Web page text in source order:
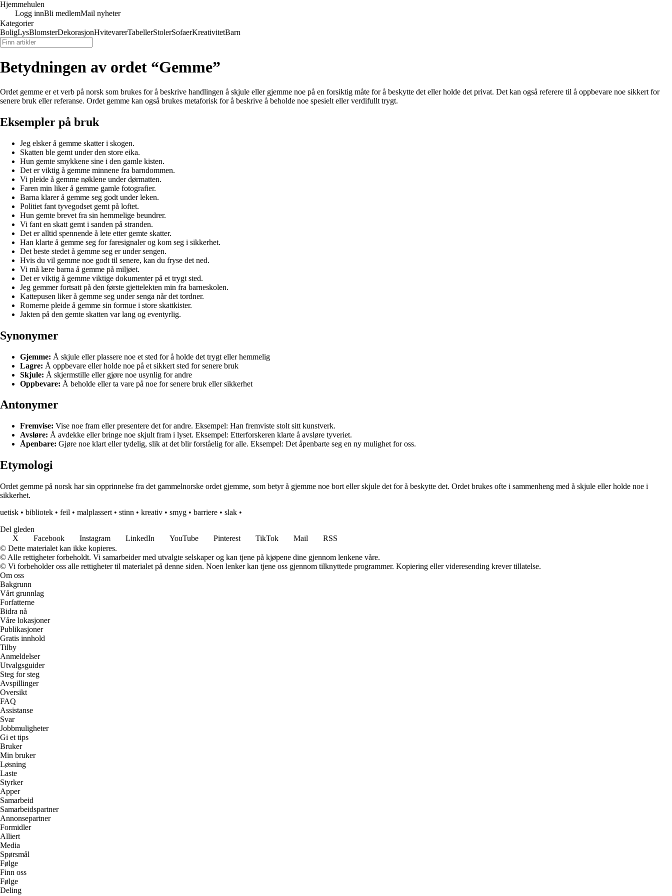
Hjemmehulen
Logg innBli medlemMail nyheter
Kategorier
BoligLysBlomsterDekorasjonHvitevarerTabellerStolerSofaerKreativitetBarn
Betydningen av ordet “Gemme”
Ordet gemme er et verb på norsk som brukes for å beskrive handlingen å skjule eller gjemme noe på en forsiktig måte for å beskytte det eller holde det privat. Det kan også referere til å oppbevare noe sikkert for
senere bruk eller referanse. Ordet gemme kan også brukes metaforisk for å beskrive å beholde noe spesielt eller verdifullt trygt.
Eksempler på bruk
Jeg elsker å gemme skatter i skogen.
Skatten ble gemt under den store eika.
Hun gemte smykkene sine i den gamle kisten.
Det er viktig å gemme minnene fra barndommen.
Vi pleide å gemme nøklene under dørmatten.
Faren min liker å gemme gamle fotografier.
Barna klarer å gemme seg godt under leken.
Politiet fant tyvegodset gemt på loftet.
Hun gemte brevet fra sin hemmelige beundrer.
Vi fant en skatt gemt i sanden på stranden.
Det er alltid spennende å lete etter gemte skatter.
Han klarte å gemme seg for faresignaler og kom seg i sikkerhet.
Det beste stedet å gemme seg er under sengen.
Hvis du vil gemme noe godt til senere, kan du fryse det ned.
Vi må lære barna å gemme på miljøet.
Det er viktig å gemme viktige dokumenter på et trygt sted.
Jeg gemmer fortsatt på den første gjettelekten min fra barneskolen.
Kattepusen liker å gemme seg under senga når det tordner.
Romerne pleide å gemme sin formue i store skattkister.
Jakten på den gemte skatten var lang og eventyrlig.
Synonymer
Gjemme: Å skjule eller plassere noe et sted for å holde det trygt eller hemmelig
Lagre: Å oppbevare eller holde noe på et sikkert sted for senere bruk
Skjule: Å skjermstille eller gjøre noe usynlig for andre
Oppbevare: Å beholde eller ta vare på noe for senere bruk eller sikkerhet
Antonymer
Fremvise: Vise noe fram eller presentere det for andre. Eksempel: Han fremviste stolt sitt kunstverk.
Avsløre: Å avdekke eller bringe noe skjult fram i lyset. Eksempel: Etterforskeren klarte å avsløre tyveriet.
Åpenbare: Gjøre noe klart eller tydelig, slik at det blir forståelig for alle. Eksempel: Det åpenbarte seg en ny mulighet for oss.
Etymologi
Ordet gemme på norsk har sin opprinnelse fra det gammelnorske ordet gjemme, som betyr å gjemme noe bort eller skjule det for å beskytte det. Ordet brukes ofte i sammenheng med å skjule eller holde noe i
sikkerhet.
uetisk • bibliotek • feil • malplassert • stinn • kreativ • smyg • barriere • slak •
Del gleden
X
Facebook Instagram LinkedIn YouTube Pinterest TikTok Mail
RSS
© Dette materialet kan ikke kopieres.
© Alle rettigheter forbeholdt. Vi samarbeider med utvalgte selskaper og kan tjene på kjøpene dine gjennom lenkene våre.
© Vi forbeholder oss alle rettigheter til materialet på denne siden. Noen lenker kan tjene oss gjennom tilknyttede programmer. Kopiering eller videresending krever tillatelse.
Om oss
Bakgrunn
Vårt grunnlag
Forfatterne
Bidra nå
Våre lokasjoner
Publikasjoner
Gratis innhold
Tilby
Anmeldelser
Utvalgsguider
Steg for steg
Avspillinger
Oversikt
FAQ
Assistanse
Svar
Jobbmuligheter
Gi et tips
Bruker
Min bruker
Løsning
Laste
Styrker
Apper
Samarbeid
Samarbeidspartner
Annonsepartner
Formidler
Alliert
Media
Spørsmål
Følge
Finn oss
Følge
Deling